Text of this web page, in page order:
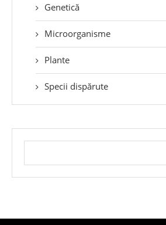
Genetică
Microorganisme
Plante
Specii dispărute